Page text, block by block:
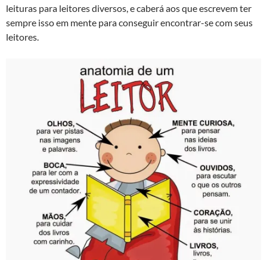
leituras para leitores diversos, e caberá aos que escrevem ter
sempre isso em mente para conseguir encontrar-se com seus
leitores.